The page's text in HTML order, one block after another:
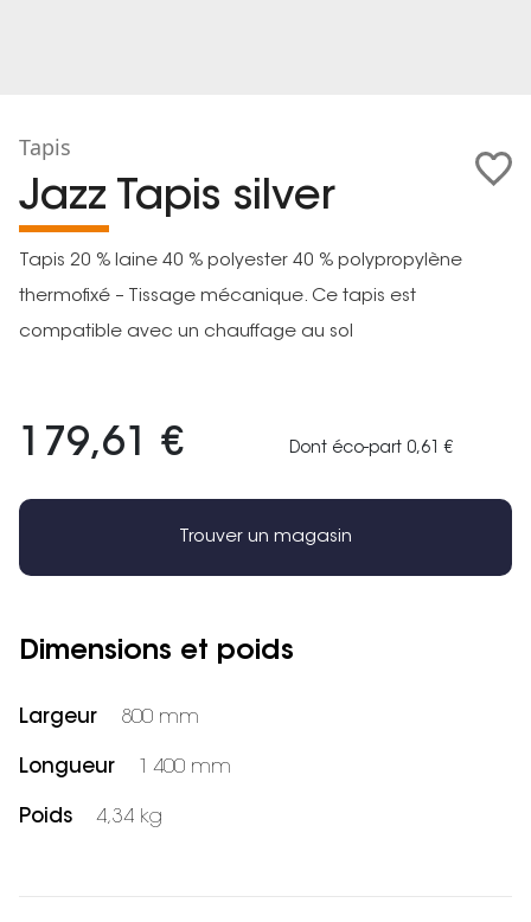
Tapis
Jazz Tapis silver
Tapis 20 % laine 40 % polyester 40 % polypropylène
thermofixé – Tissage mécanique. Ce tapis est
compatible avec un chauffage au sol
179,61 € Dont éco-part 0,61 €
Trouver un magasin
Dimensions et poids
Largeur 800 mm
Longueur 1 400 mm
Poids 4,34 kg